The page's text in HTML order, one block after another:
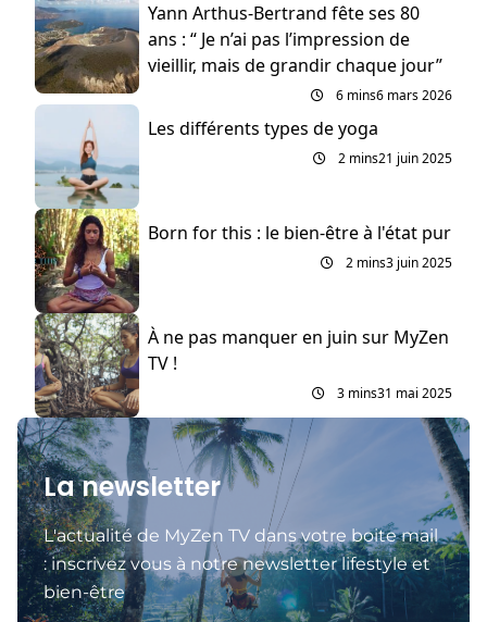
Yann Arthus-Bertrand fête ses 80
ans : “ Je n’ai pas l’impression de
vieillir, mais de grandir chaque jour”
6 mins6 mars 2026
Les différents types de yoga
2 mins21 juin 2025
Born for this : le bien-être à l'état pur
2 mins3 juin 2025
À ne pas manquer en juin sur MyZen
TV !
3 mins31 mai 2025
La newsletter
L'actualité de MyZen TV dans votre boite mail
: inscrivez vous à notre newsletter lifestyle et
bien-être